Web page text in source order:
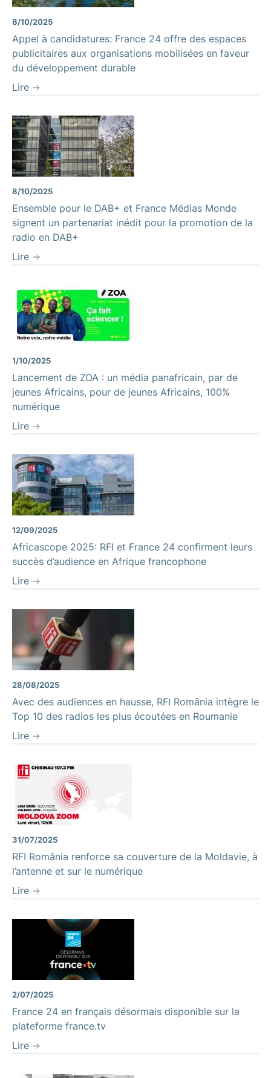
8/10/2025
Appel à candidatures: France 24 offre des espaces
publicitaires aux organisations mobilisées en faveur
du développement durable
Lire
8/10/2025
Ensemble pour le DAB+ et France Médias Monde
signent un partenariat inédit pour la promotion de la
radio en DAB+
Lire
1/10/2025
Lancement de ZOA : un média panafricain, par de
jeunes Africains, pour de jeunes Africains, 100%
numérique
Lire
12/09/2025
Africascope 2025: RFI et France 24 confirment leurs
succès d’audience en Afrique francophone
Lire
28/08/2025
Avec des audiences en hausse, RFI România intègre le
Top 10 des radios les plus écoutées en Roumanie
Lire
31/07/2025
RFI România renforce sa couverture de la Moldavie, à
l’antenne et sur le numérique
Lire
2/07/2025
France 24 en français désormais disponible sur la
plateforme france.tv
Lire